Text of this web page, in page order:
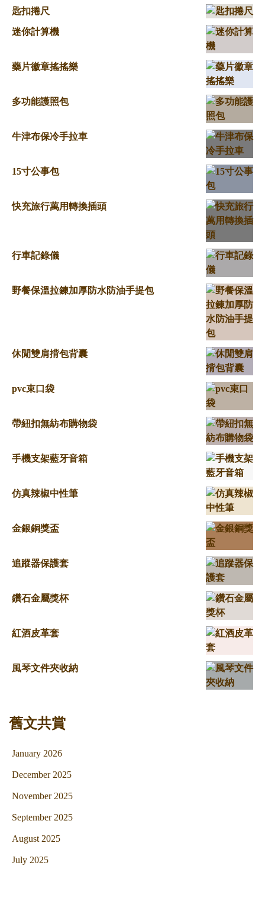
匙扣捲尺
迷你計算機
藥片徽章搖搖樂
多功能護照包
牛津布保冷手拉車
15寸公事包
快充旅行萬用轉換插頭
行車記錄儀
野餐保溫拉鍊加厚防水防油手提包
休閒雙肩揹包背囊
pvc束口袋
帶紐扣無紡布購物袋
手機支架藍牙音箱
仿真辣椒中性筆
金銀銅獎盃
追蹤器保護套
鑽石金屬獎杯
紅酒皮革套
風琴文件夾收納
舊文共賞
January 2026
December 2025
November 2025
September 2025
August 2025
July 2025